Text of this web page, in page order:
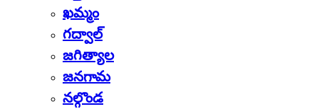
ఖమ్మం
గద్వాల్
జగిత్యాల
జనగామ
నల్గొండ